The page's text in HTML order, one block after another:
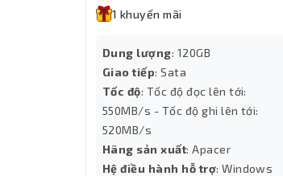
hiệu suất cao, ổn định và tiết
1 khuyến mãi
Dung lượng: 120GB
Giao tiếp: Sata
Tốc độ: Tốc độ đọc lên tới:
550MB/s - Tốc độ ghi lên tới:
520MB/s
Hãng sản xuất: Apacer
Hệ điều hành hỗ trợ: Windows